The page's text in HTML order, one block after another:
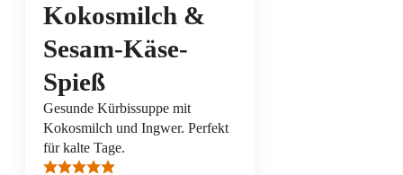
Kokosmilch &
Sesam-Käse-
Spieß
Gesunde Kürbissuppe mit
Kokosmilch und Ingwer. Perfekt
für kalte Tage.